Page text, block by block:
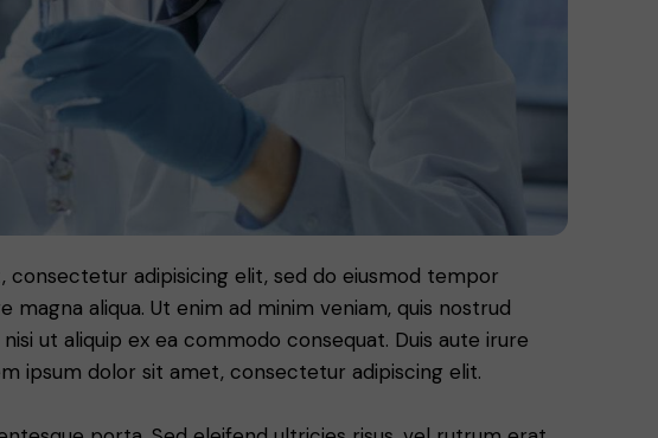
consectetur adipisicing elit, sed do eiusmod tempor
aliqua. Ut enim ad minim veniam, quis nostrud
ut aliquip ex ea commodo consequat. Duis aute irure
ipsum dolor sit amet, consectetur adipiscing elit.